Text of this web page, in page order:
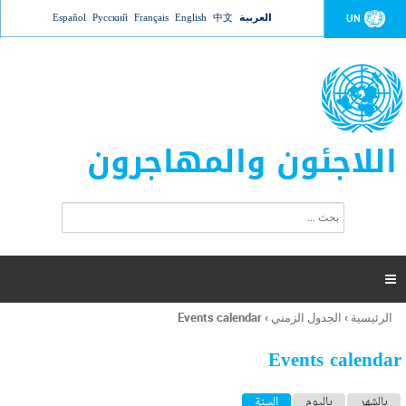
Jump to navigation UN العربية 中文
English
Français
Русский
Español
اللاجئون والمهاجرون
ت
ر
ل
ح
ب

أنت
هنا
الرئيسية › الجدول الزمني ›
Events calendar
Events calendar